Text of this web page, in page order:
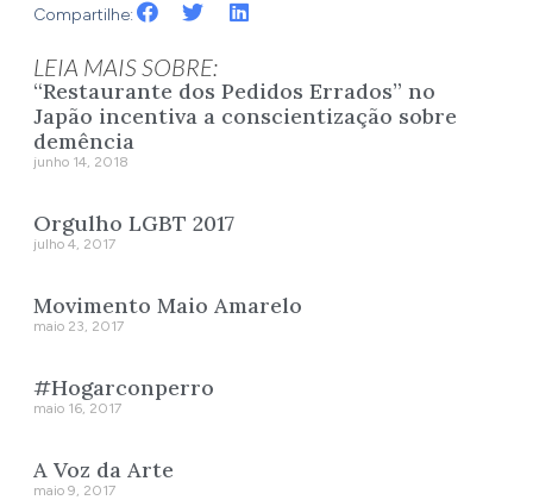
Compartilhe:
LEIA MAIS SOBRE:
“Restaurante dos Pedidos Errados” no
Japão incentiva a conscientização sobre
demência
junho 14, 2018
Orgulho LGBT 2017
julho 4, 2017
Movimento Maio Amarelo
maio 23, 2017
#Hogarconperro
maio 16, 2017
A Voz da Arte
maio 9, 2017